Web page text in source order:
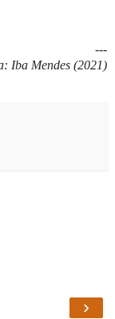
---
Iba Mendes (2021)
›